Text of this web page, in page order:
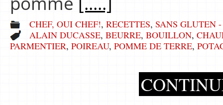
CHEF, OUI CHEF!, RECETTES, SANS GLUTEN
ALAIN DUCASSE, BEURRE, BOUILLON,
PARMENTIER, POIREAU, POMME DE TERRE,